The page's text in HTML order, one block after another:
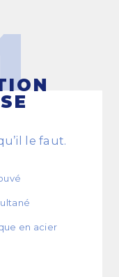
le faut.
en acier